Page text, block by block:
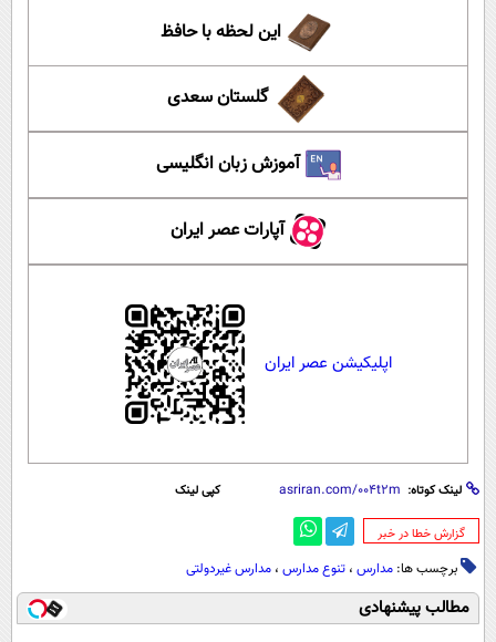
این لحظه با حافظ
گلستان سعدی
آموزش زبان انگلیسی
آپارات عصر ایران
اپلیکیشن عصر ایران
لینک کوتاه: کپی لینک
‌گزارش خطا در خبر
برچسب ها: مدارس ، تنوع مدارس ، مدارس غیردولتی
مطالب پیشنهادی